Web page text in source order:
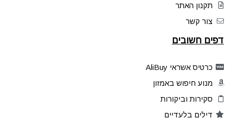
תקנון האתר
צור קשר
דפים חשובים
כרטיס אשראי AliBuy
מנוע חיפוש באמזון
סקירות וביקורות
דילים בלעדיים